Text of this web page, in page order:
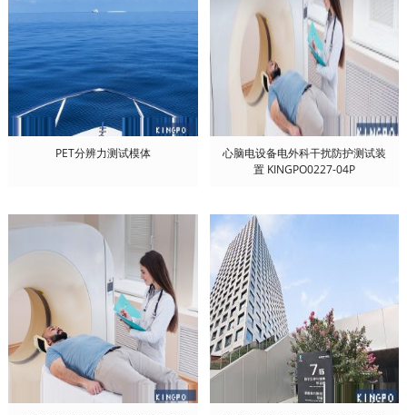
PET分辨力测试模体
心脑电设备电外科干扰防护测试装
置 KINGPO0227-04P